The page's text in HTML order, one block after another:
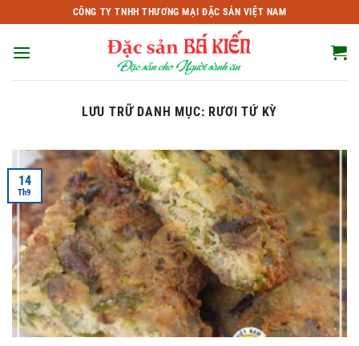
qua
nội
CÔNG TY TNHH THƯƠNG MẠI ĐẶC SẢN VIỆT NAM
LƯU TRỮ DANH MỤC: RƯƠI TỨ KỲ
14
Th9